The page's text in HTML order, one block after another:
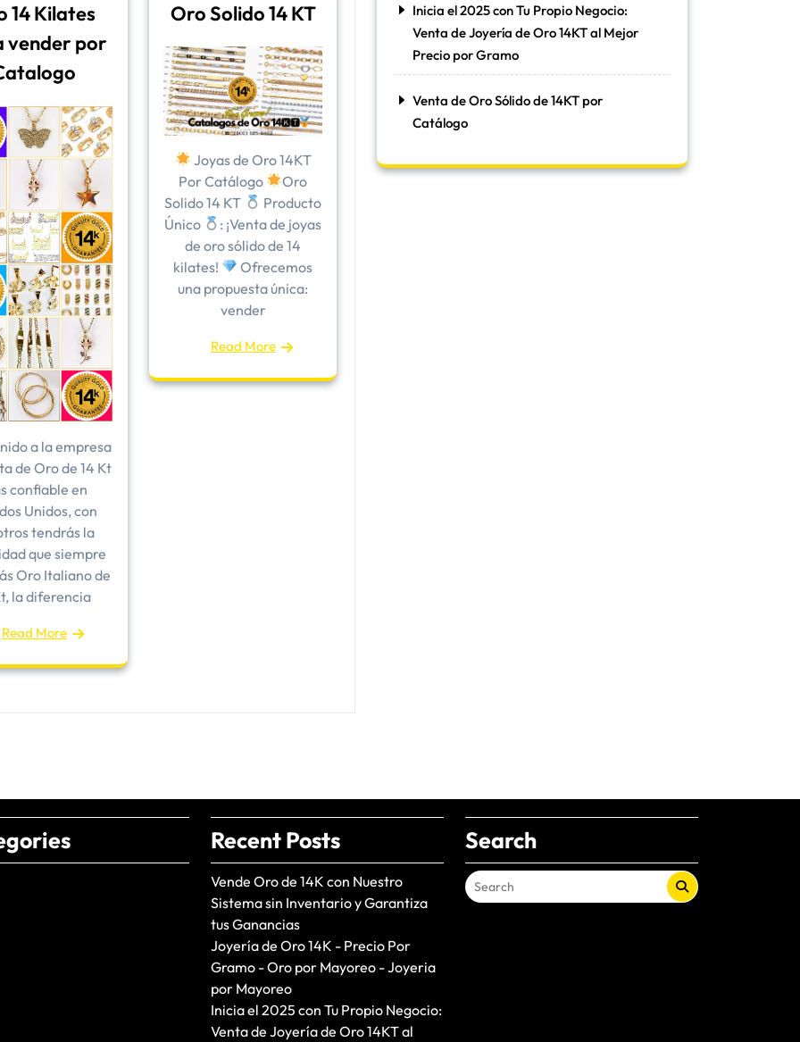
14 Kilates
vender por
a la empresa
de Oro de 14 Kt
confiable en
Unidos, con
tendrás la
que siempre
Oro Italiano de
la diferencia
Read More
Oro Solido 14 KT
Joyas de Oro 14KT
Por Catálogo
Oro
Solido 14 KT
Producto
Único
: ¡Venta de joyas
de oro sólido de 14
kilates!
Ofrecemos
una propuesta única:
vender
Read More
Inicia el 2025 con Tu Propio Negocio:
Venta de Joyería de Oro 14KT al Mejor
Precio por Gramo
Venta de Oro Sólido de 14KT por
Catálogo
Recent Posts
Vende Oro de 14K con Nuestro
Sistema sin Inventario y Garantiza
tus Ganancias
Joyería de Oro 14K - Precio Por
Gramo - Oro por Mayoreo - Joyeria
por Mayoreo
Inicia el 2025 con Tu Propio Negocio:
Venta de Joyería de Oro 14KT al
Search